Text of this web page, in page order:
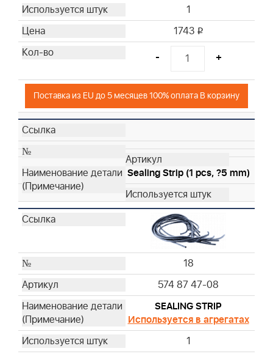
1
1743 i
- +
Поставка из EU до 5 месяцев 100% оплата В корзину
Sealing Strip (1 pcs, ?5 mm)
18
574 87 47-08
SEALING STRIP
Используется в агрегатах
1